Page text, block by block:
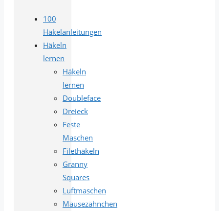
100
Häkelanleitungen
Häkeln
lernen
Häkeln
lernen
Doubleface
Dreieck
Feste
Maschen
Filethäkeln
Granny
Squares
Luftmaschen
Mäusezähnchen